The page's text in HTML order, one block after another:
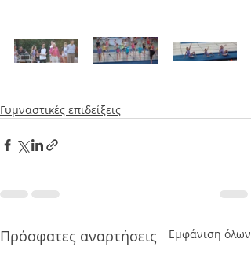
Γυμναστικές επιδείξεις
Πρόσφατες αναρτήσεις Εμφάνιση όλων